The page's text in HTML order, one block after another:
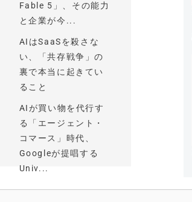
Fable 5」、その能力
と企業が今...
AIはSaaSを殺さな
い、「共存戦争」の
裏で本当に起きてい
ること
AIが買い物を代行す
る「エージェント・
コマース」時代、
Googleが提唱する
Univ...